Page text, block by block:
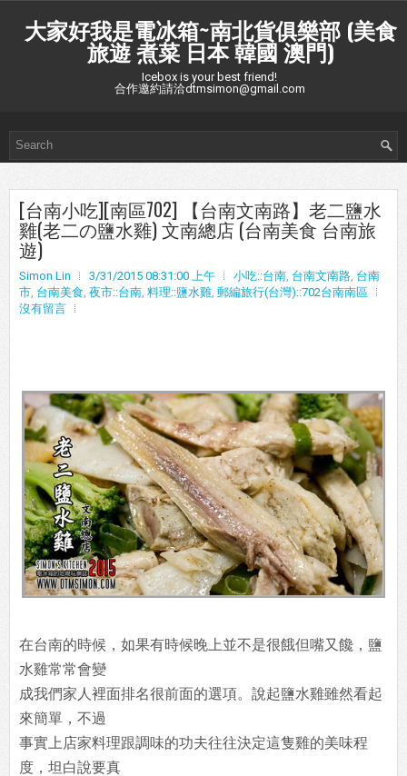
大家好我是電冰箱~南北貨俱樂部 (美食
旅遊 煮菜 日本 韓國 澳門)
Icebox is your best friend!
合作邀約請洽dtmsimon@gmail.com
[台南小吃][南區702] 【台南文南路】老二鹽水
雞(老二の鹽水雞) 文南總店 (台南美食 台南旅
遊)
Simon Lin 3/31/2015 08:31:00 上午 小吃::台南, 台南文南路, 台南
市, 台南美食, 夜市::台南, 料理::鹽水雞, 郵編旅行(台灣)::702台南南區
沒有留言
在台南的時候，如果有時候晚上並不是很餓但嘴又饞，鹽
水雞常常會變
成我們家人裡面排名很前面的選項。說起鹽水雞雖然看起
來簡單，不過
事實上店家料理跟調味的功夫往往決定這隻雞的美味程
度，坦白說要真